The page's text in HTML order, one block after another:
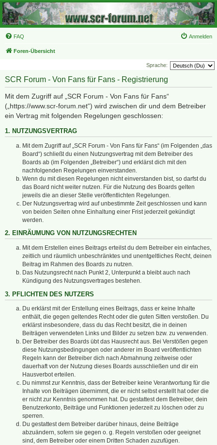
FAQ Anmelden
Foren-Übersicht
Sprache:
SCR Forum - Von Fans für Fans - Registrierung
Mit dem Zugriff auf „SCR Forum - Von Fans für Fans“
(„https://www.scr-forum.net“) wird zwischen dir und dem Betreiber
ein Vertrag mit folgenden Regelungen geschlossen:
1. NUTZUNGSVERTRAG
Mit dem Zugriff auf „SCR Forum - Von Fans für Fans“ (im Folgenden „das
Board“) schließt du einen Nutzungsvertrag mit dem Betreiber des
Boards ab (im Folgenden „Betreiber“) und erklärst dich mit den
nachfolgenden Regelungen einverstanden.
Wenn du mit diesen Regelungen nicht einverstanden bist, so darfst du
das Board nicht weiter nutzen. Für die Nutzung des Boards gelten
jeweils die an dieser Stelle veröffentlichten Regelungen.
Der Nutzungsvertrag wird auf unbestimmte Zeit geschlossen und kann
von beiden Seiten ohne Einhaltung einer Frist jederzeit gekündigt
werden.
2. EINRÄUMUNG VON NUTZUNGSRECHTEN
Mit dem Erstellen eines Beitrags erteilst du dem Betreiber ein einfaches,
zeitlich und räumlich unbeschränktes und unentgeltliches Recht, deinen
Beitrag im Rahmen des Boards zu nutzen.
Das Nutzungsrecht nach Punkt 2, Unterpunkt a bleibt auch nach
Kündigung des Nutzungsvertrages bestehen.
3. PFLICHTEN DES NUTZERS
Du erklärst mit der Erstellung eines Beitrags, dass er keine Inhalte
enthält, die gegen geltendes Recht oder die guten Sitten verstoßen. Du
erklärst insbesondere, dass du das Recht besitzt, die in deinen
Beiträgen verwendeten Links und Bilder zu setzen bzw. zu verwenden.
Der Betreiber des Boards übt das Hausrecht aus. Bei Verstößen gegen
diese Nutzungsbedingungen oder anderer im Board veröffentlichten
Regeln kann der Betreiber dich nach Abmahnung zeitweise oder
dauerhaft von der Nutzung dieses Boards ausschließen und dir ein
Hausverbot erteilen.
Du nimmst zur Kenntnis, dass der Betreiber keine Verantwortung für die
Inhalte von Beiträgen übernimmt, die er nicht selbst erstellt hat oder die
er nicht zur Kenntnis genommen hat. Du gestattest dem Betreiber, dein
Benutzerkonto, Beiträge und Funktionen jederzeit zu löschen oder zu
sperren.
Du gestattest dem Betreiber darüber hinaus, deine Beiträge
abzuändern, sofern sie gegen o. g. Regeln verstoßen oder geeignet
sind, dem Betreiber oder einem Dritten Schaden zuzufügen.